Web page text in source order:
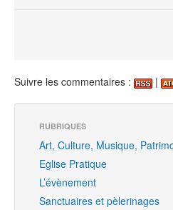
Suivre les commentaires : |
RUBRIQUES
Art, Culture, Musique,
Eglise Pratique
L’évènement
Sanctuaires et pèlerinages